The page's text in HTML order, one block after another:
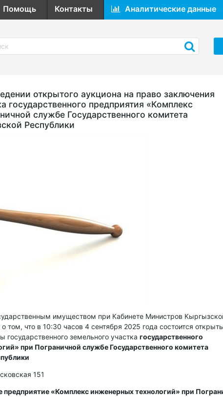
Помощь Контакты Аналитические данные
открытого аукциона на право заключения
государственного предприятия «Комплекс
службе Государственного комитета
Республики
имуществом при Кабинете Министров
том, что в 10:30 часов 4 сентября 2025 года состоится
земельного участка государственного
при Пограничной службе Государственного комитета
151
предприятие «Комплекс инженерных технологий» при